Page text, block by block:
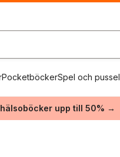
PocketböckerSpel och pussel
upp till 50% →